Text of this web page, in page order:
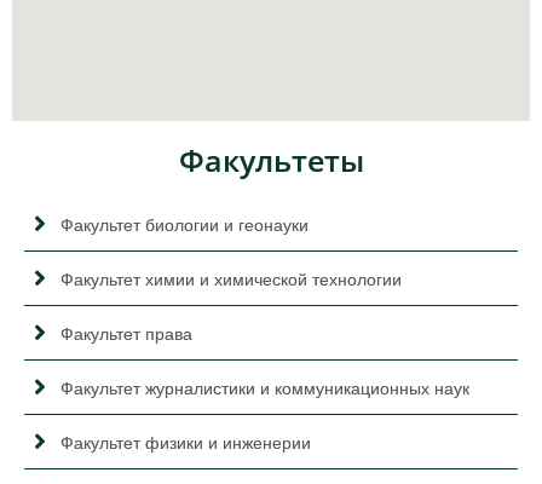
Факультеты
Факультет биологии и геонауки
Факультет химии и химической технологии
Факультет права
Факультет журналистики и коммуникационных наук
Факультет физики и инженерии